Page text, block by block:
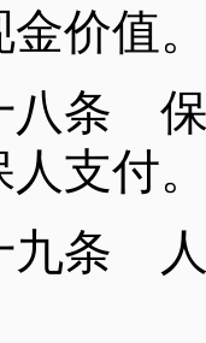
金价值
保险
人支付
人身